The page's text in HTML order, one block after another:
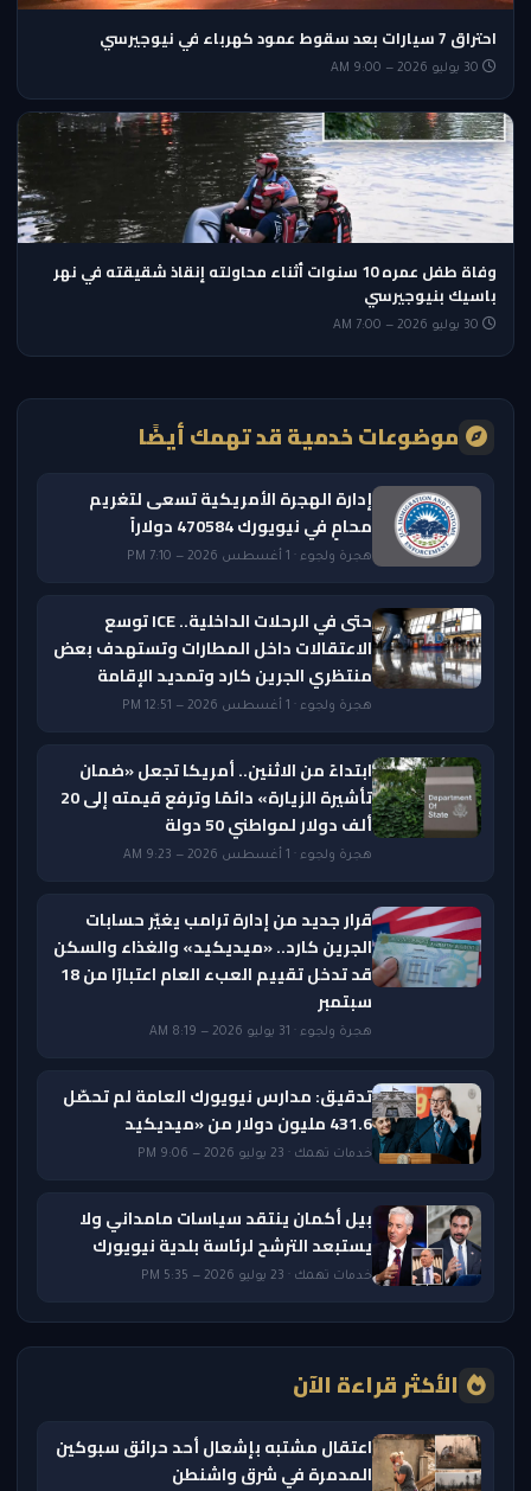
احتراق 7 سيارات بعد سقوط عمود كهرباء في نيوجيرسي
وفاة طفل عمره 10 سنوات أثناء محاولته إنقاذ شقيقته في نهر
باسيك بنيوجيرسي
موضوعات خدمية قد تهمك أيضًا
إدارة الهجرة الأمريكية تسعى لتغريم
محامٍ في نيويورك 470584 دولاراً
هجرة ولجوء · 1 أغسطس 2026 — 7:10 PM
حتى في الرحلات الداخلية.. ICE توسع
الاعتقالات داخل المطارات وتستهدف بعض
منتظري الجرين كارد وتمديد الإقامة
هجرة ولجوء · 1 أغسطس 2026 — 12:51 PM
ابتداءً من الاثنين.. أمريكا تجعل «ضمان
تأشيرة الزيارة» دائمًا وترفع قيمته إلى 20
ألف دولار لمواطني 50 دولة
هجرة ولجوء · 1 أغسطس 2026 — 9:23 AM
قرار جديد من إدارة ترامب يغيّر حسابات
الجرين كارد.. «ميديكيد» والغذاء والسكن
قد تدخل تقييم العبء العام اعتبارًا من 18
سبتمبر
هجرة ولجوء · 31 يوليو 2026 — 8:19 AM
تدقيق: مدارس نيويورك العامة لم تحصّل
431.6 مليون دولار من «ميديكيد
خدمات تهمك · 23 يوليو 2026 — 9:06 PM
بيل أكمان ينتقد سياسات مامداني ولا
يستبعد الترشح لرئاسة بلدية نيويورك
خدمات تهمك · 23 يوليو 2026 — 5:35 PM
الأكثر قراءة الآن
اعتقال مشتبه بإشعال أحد حرائق سبوكين
المدمرة في شرق واشنطن